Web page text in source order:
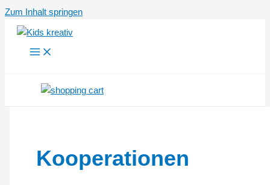
Zum Inhalt springen
Kooperationen